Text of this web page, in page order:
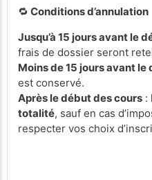
🔁 Conditions d’annulation
Jusqu’à 15 jours avant le
frais de dossier seront
Moins de 15 jours avant le
est conservé.
Après le début des cours :
totalité, sauf en cas
respecter vos choix